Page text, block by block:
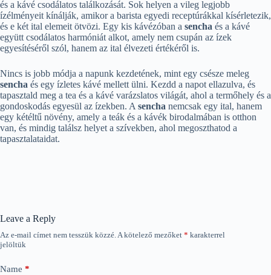
és a kávé csodálatos találkozását. Sok helyen a vileg legjobb
ízélményeit kínálják, amikor a barista egyedi receptúrákkal kísérletezik,
és e két ital elemeit ötvözi. Egy kis kávézóban a sencha és a kávé
együtt csodálatos harmóniát alkot, amely nem csupán az ízek
egyesítéséről szól, hanem az ital élvezeti értékéről is.
Nincs is jobb módja a napunk kezdetének, mint egy csésze meleg
sencha és egy ízletes kávé mellett ülni. Kezdd a napot ellazulva, és
tapasztald meg a tea és a kávé varázslatos világát, ahol a termőhely és a
gondoskodás egyesül az ízekben. A sencha nemcsak egy ital, hanem
egy kétéltű növény, amely a teák és a kávék birodalmában is otthon
van, és mindig találsz helyet a szívekben, ahol megoszthatod a
tapasztalataidat.
Leave a Reply
Az e-mail címet nem tesszük közzé.A kötelező mezőket * karakterrel
jelöltük
Name *